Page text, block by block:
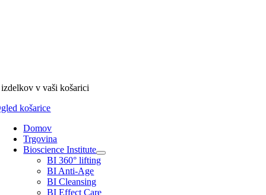
v vaši košarici
košarice
Domov
Trgovina
Bioscience Institute
BI 360° lifting
BI Anti-Age
BI Cleansing
BI Effect Care